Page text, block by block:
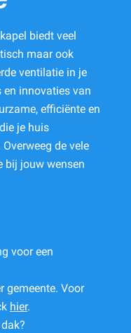
biedt veel
maar ook
ventilatie in je
en innovaties van
efficiënte en
je huis
de vele
bij jouw wensen
voor een
gemeente. Voor
hier.